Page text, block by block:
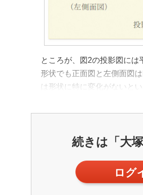
ところが、図2の投影図に
形状でも正面図と左側面図
は形状に特に変化がないと
続きは「大
ログ